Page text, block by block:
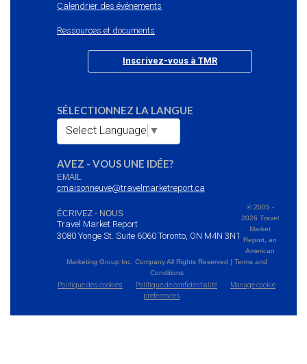
Calendrier des événements
Ressources et documents
Inscrivez-vous à TMR
SÉLECTIONNEZ LA LANGUE
Select Language ▼
AVEZ - VOUS UNE IDÉE?
EMAIL
cmaisonneuve@travelmarketreport.ca
ÉCRIVEZ - NOUS
Travel Market Report
3080 Yonge St. Suite 6060 Toronto, ON M4N 3N1
© 2005 -
2026 Travel
Market
Report, an
American
Marketing Group Inc. Company All Rights Reserved | Terms and
Conditions
Politique des cookies
Politique de confidentialité
Manage cookie
preferences